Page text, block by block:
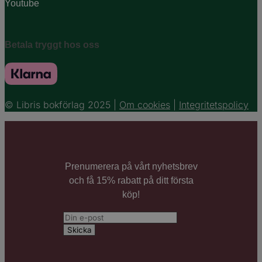
Youtube
Betala tryggt hos oss
© Libris bokförlag 2025 | Om cookies Integritetspolicy
Prenumerera på vårt nyhetsbrev
och få 15% rabatt på ditt första
köp!